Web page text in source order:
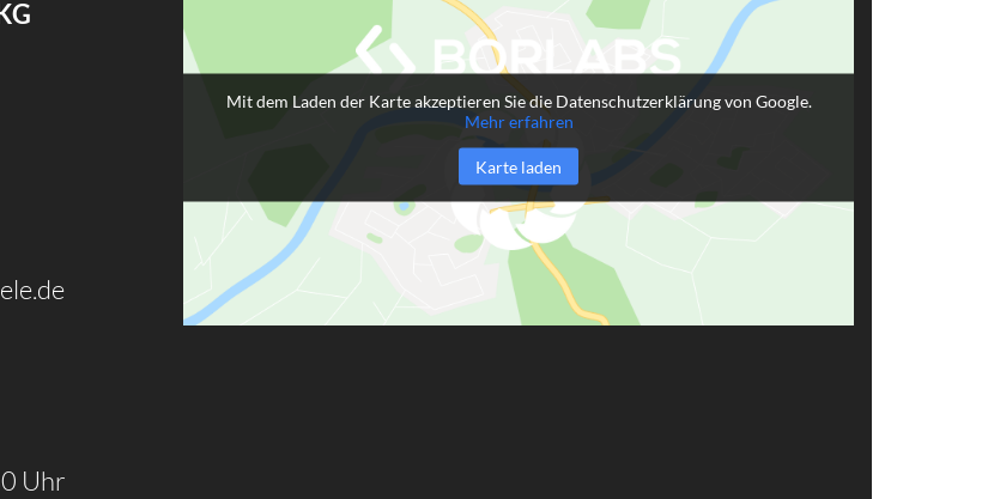
Uhr
Mit dem Laden der Karte akzeptieren Sie die Datenschutzerklärung von Google.
Mehr erfahren
Karte laden